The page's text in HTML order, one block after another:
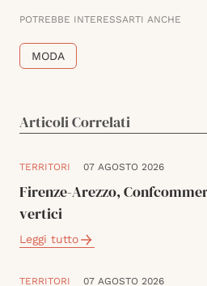
POTREBBE INTERESSARTI ANCHE
MODA
Articoli Correlati
TERRITORI 07 AGOSTO 2026
Firenze-Arezzo,
vertici
Leggi tutto
TERRITORI 07 AGOSTO 2026